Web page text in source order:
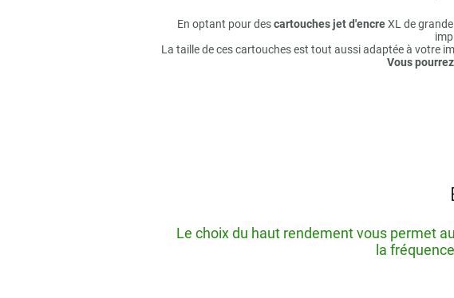
En optant pour descartouches jet d'encreXL de
La taille de ces cartouches est tout aussi adaptée à votre
Vous
Le choix du haut rendement vous permet
la